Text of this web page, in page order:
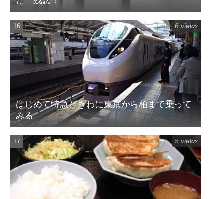
はじめて特急ときわに東京から柏まで乗って
みる
6 views
5 views